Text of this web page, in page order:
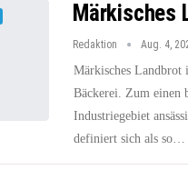
Märkisches
Redaktion Aug. 4,
Märkisches Landbrot
Bäckerei. Zum einen
Industriegebiet
definiert sich als so…